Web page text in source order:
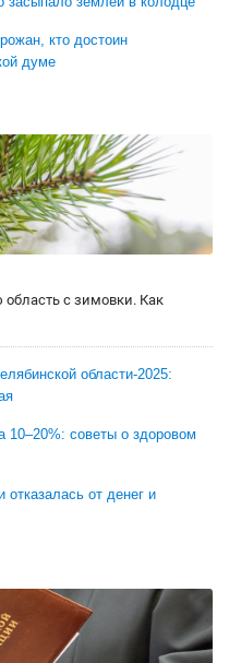
кто достоин
думе
с зимовки. Как
области-2025:
10–20%: советы о здоровом
от денег и